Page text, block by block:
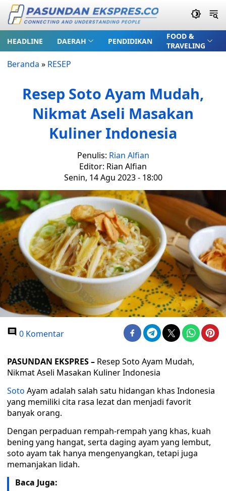
HEADLINE DAERAH PENDIDIKAN
FOOD &
TRAVELING
Beranda » RESEP
Resep Soto Ayam Mudah,
Nikmat Aseli Masakan
Kuliner Indonesia
Penulis: Rian Alfian
Editor: Rian Alfian
Senin, 14 Agu 2023 - 18:00
0 Komentar
PASUNDAN EKSPRES – Resep Soto Ayam Mudah,
Nikmat Aseli Masakan Kuliner Indonesia
Soto Ayam adalah salah satu hidangan khas Indonesia
yang memiliki cita rasa lezat dan menjadi favorit
banyak orang.
Dengan perpaduan rempah-rempah yang khas, kuah
bening yang hangat, serta daging ayam yang lembut,
soto ayam tak hanya mengenyangkan, tetapi juga
memanjakan lidah.
Baca Juga: